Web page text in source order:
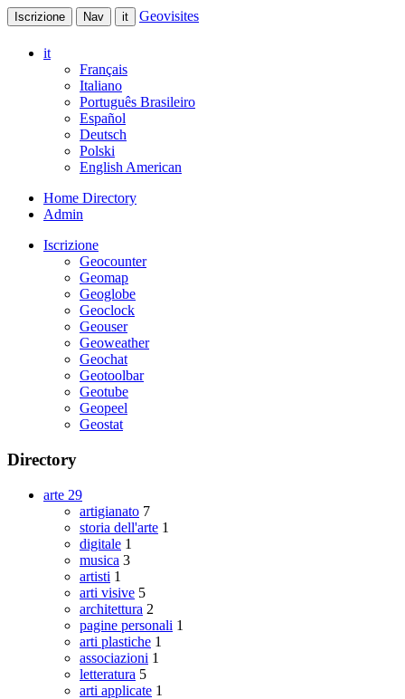
Iscrizione Nav it Geovisites
it
Français
Italiano
Português Brasileiro
Español
Deutsch
Polski
English American
Home Directory
Admin
Iscrizione
Geocounter
Geomap
Geoglobe
Geoclock
Geouser
Geoweather
Geochat
Geotoolbar
Geotube
Geopeel
Geostat
Directory
arte 29
artigianato 7
storia dell'arte 1
digitale 1
musica 3
artisti 1
arti visive 5
architettura 2
pagine personali 1
arti plastiche 1
associazioni 1
letteratura 5
arti applicate 1